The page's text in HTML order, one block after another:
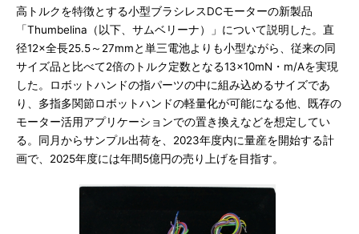
高トルクを特徴とする小型ブラシレスDCモーターの新製品
「Thumbelina（以下、サムベリーナ）」について説明した。直
径12×全長25.5～27mmと単三電池よりも小型ながら、従来の同
サイズ品と比べて2倍のトルク定数となる13×10mN・m/Aを実現
した。ロボットハンドの指パーツの中に組み込めるサイズであ
り、多指多関節ロボットハンドの軽量化が可能になる他、既存の
モーター活用アプリケーションでの置き換えなどを想定してい
る。同月からサンプル出荷を、2023年度内に量産を開始する計
画で、2025年度には年間5億円の売り上げを目指す。